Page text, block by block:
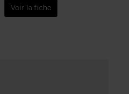
Voir la fiche